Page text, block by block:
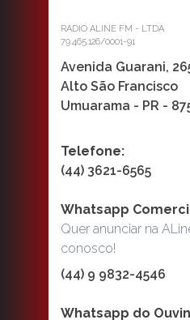
RADIO ALINE FM - LTDA
79.465.126/0001-91
Avenida Guarani,
Alto São Francisco
Umuarama - PR -
Telefone:
(44) 3621-6565
Whatsapp
Quer anunciar na
conosco!
(44) 9 9832-4546
Whatsapp do